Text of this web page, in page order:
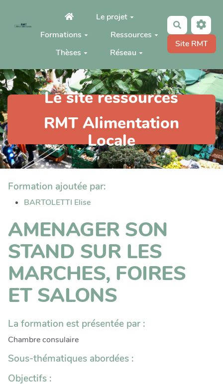
Aller au contenu principalLe projet
Formations
Ressources
Thèses
Réseau
Rechercher
Site RMT
Le site ressources
RMT Alimentation
Locale
Formation ajoutée par:
BARTOLETTI Elise
AMENAGER SON
STAND SUR LES
MARCHES, FOIRES
ET SALONS
La formation est présentée par :
Chambre consulaire
Sous-thématiques abordées :
Objectifs :